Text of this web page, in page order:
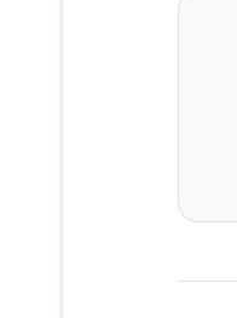
ワク
うち
での